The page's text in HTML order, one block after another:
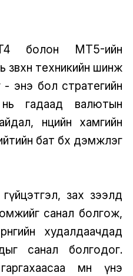
болон MT5-ийн
техникийн шинж
- энэ бол стратегийн
гадаад валютын
нөөцийн хамгийн
бат бөх дэмжлэг
зах зээлд
санал болгож,
худалдаачдад
санал болгодог.
өмнө үнэ